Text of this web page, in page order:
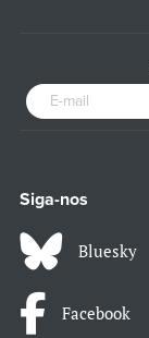
Siga-nos
Bluesky
Facebook